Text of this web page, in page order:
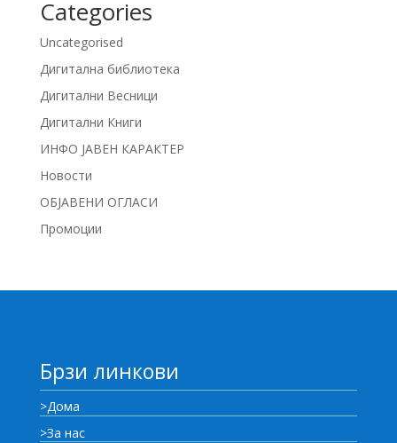
Categories
Uncategorised
Дигитална библиотека
Дигитални Весници
Дигитални Книги
ИНФО ЈАВЕН КАРАКТЕР
Новости
ОБЈАВЕНИ ОГЛАСИ
Промоции
Брзи линкови
>Дома
>За нас